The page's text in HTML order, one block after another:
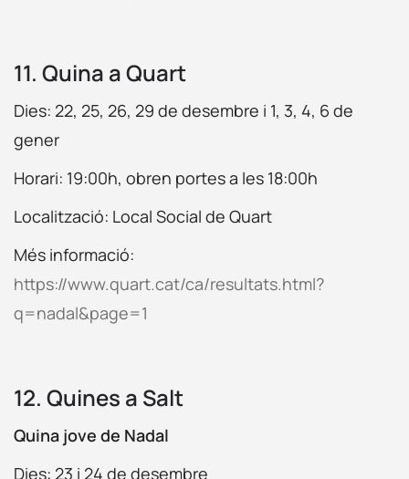
11. Quina a Quart
Dies: 22, 25, 26, 29 de desembre i 1, 3, 4, 6 de
gener
Horari: 19:00h, obren portes a les 18:00h
Localització: Local Social de Quart
Més informació:
https://www.quart.cat/ca/resultats.html?
q=nadal&page=1
12. Quines a Salt
Quina jove de Nadal
Dies: 23 i 24 de desembre